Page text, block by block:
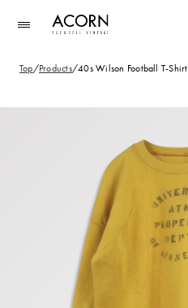
ンツに
Top/Products/40s Wilson Football T-Shirt